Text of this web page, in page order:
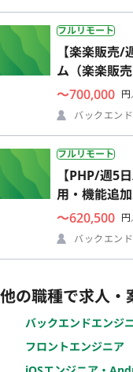
フルリモート
【楽楽販売
ム（楽楽販
〜700,000 円
バックエン
フルリモート
【PHP/週5
用・機能追
〜620,500 円
バックエン
他の職種で求人・
バックエンドエンジ
フロントエンジニア